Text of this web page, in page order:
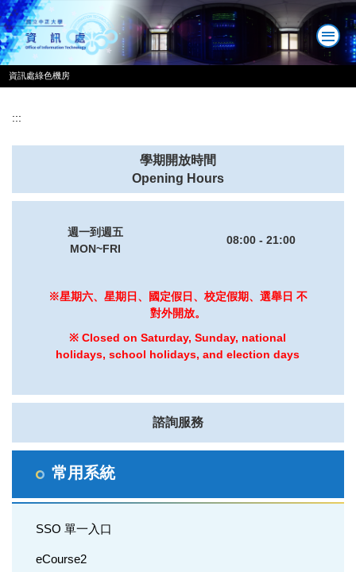
跳
到
主
要
內
資訊處綠色機房
:::
學期開放時間
Opening Hours
週一到週五
MON~FRI
08:00 - 21:00
※星期六、星期日、國定假日、校定假期、選舉日 不
對外開放。
※ Closed on Saturday, Sunday, national
holidays, school holidays, and election days
諮詢服務
常用系統
SSO 單一入口
eCourse2